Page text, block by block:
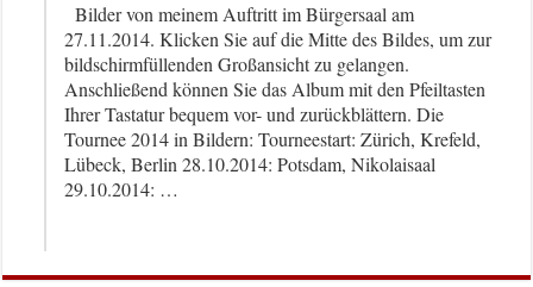
Bilder von meinem Auftritt im Bürgersaal am
27.11.2014. Klicken Sie auf die Mitte des Bildes, um zur
bildschirmfüllenden Großansicht zu gelangen.
Anschließend können Sie das Album mit den Pfeiltasten
Ihrer Tastatur bequem vor- und zurückblättern. Die
Tournee 2014 in Bildern: Tourneestart: Zürich, Krefeld,
Lübeck, Berlin 28.10.2014: Potsdam, Nikolaisaal
29.10.2014: …